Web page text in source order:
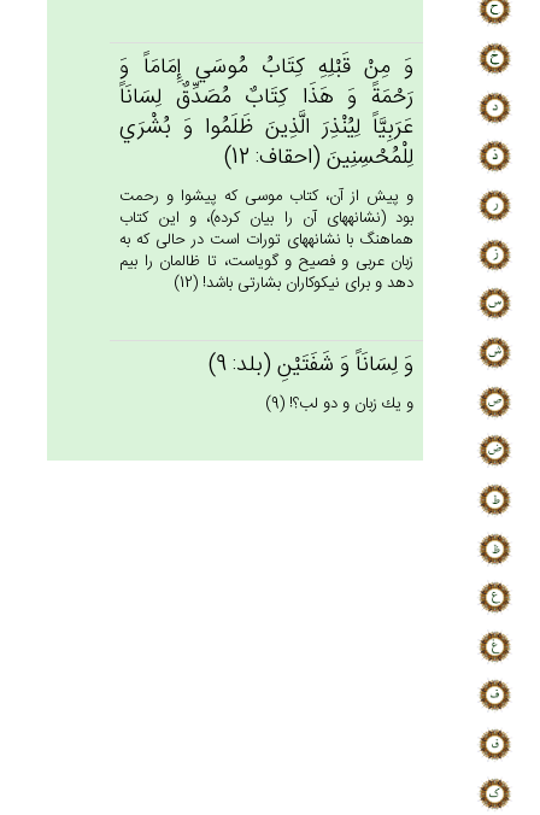
وَ مِنْ‌ قَبْلِه‌ِ كِتَاب‌ُ مُوسَي‌ إِمَامَاً وَ
رَحْمَة‌ً وَ هَذَا كِتَاب‌ٌ مُصَدِّق‌ٌ لِسَانَاً
عَرَبِيَّاً لِيُنْذِرَ الَّذِين‌َ ظَلَمُوا وَ بُشْرَي‌
لِلْمُحْسِنِين‌َ (احقاف: 12)
و پيش از آن، كتاب موسى كه پيشوا و رحمت
بود (نشانه‏هاى آن را بيان كرده)، و اين كتاب
هماهنگ با نشانه‏هاى تورات است در حالى كه به
زبان عربى و فصيح و گوياست، تا ظالمان را بيم
دهد و براى نيكوكاران بشارتى باشد! (12)
وَ لِسَانَاً وَ شَفَتَيْن‌ِ (بلد: 9)
و يك زبان و دو لب؟! (9)